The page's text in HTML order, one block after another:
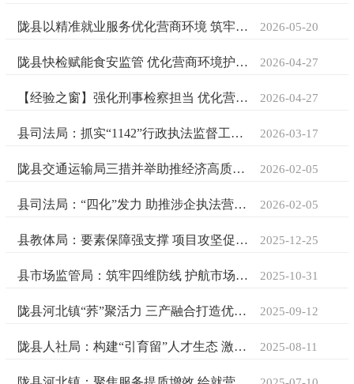
陇县以精准就业服务优化营商环境 筑牢县域高质量发展民生根基 2026-05-20
陇县快检赋能食安监管 优化营商环境护航民生 2026-04-27
【经验之窗】强化刑事检察担当 优化营商环境质效 2026-04-27
县司法局：抓实“1142”行政执法监督工作法 打造新时代法治政府建设新样本 2026-03-17
陇县交通运输局三措并举助推经济高质量发展 2026-02-05
县司法局：“四化”发力 助推涉企执法营商环境建设 2026-02-05
县教体局：要素保障强支撑 项目攻坚促均衡 2025-12-25
县市场监管局：‌筑牢四维防线 护航市场安全 2025-10-31
陇县河北镇“荞”聚活力 三产融合打造优质营商环境 2025-09-12
陇县人社局：构建“引育留”人才生态 激活高质量发展动能 2025-08-11